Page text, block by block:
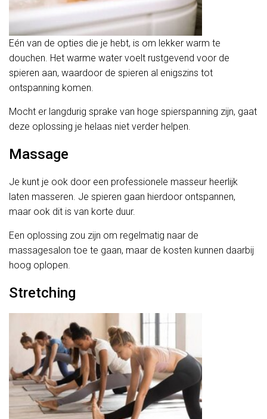
Eén van de opties die je hebt, is om lekker warm te
douchen. Het warme water voelt rustgevend voor de
spieren aan, waardoor de spieren al enigszins tot
ontspanning komen.
Mocht er langdurig sprake van hoge spierspanning zijn, gaat
deze oplossing je helaas niet verder helpen.
Massage
Je kunt je ook door een professionele masseur heerlijk
laten masseren. Je spieren gaan hierdoor ontspannen,
maar ook dit is van korte duur.
Een oplossing zou zijn om regelmatig naar de
massagesalon toe te gaan, maar de kosten kunnen daarbij
hoog oplopen.
Stretching